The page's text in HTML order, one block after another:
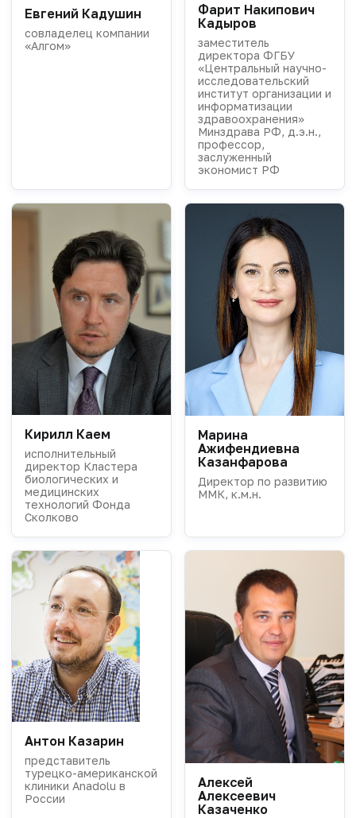
Евгений Кадушин
совладелец компании
«Алгом»
Фарит Накипович
Кадыров
заместитель
директора ФГБУ
«Центральный научно-
исследовательский
институт организации и
информатизации
здравоохранения»
Минздрава РФ, д.э.н.,
профессор,
заслуженный
экономист РФ
Кирилл Каем
исполнительный
директор Кластера
биологических и
медицинских
технологий Фонда
Сколково
Марина
Ажифендиевна
Казанфарова
Директор по развитию
ММК, к.м.н.
Антон Казарин
представитель
турецко-американской
клиники Anadolu в
России
Алексей
Алексеевич
Казаченко